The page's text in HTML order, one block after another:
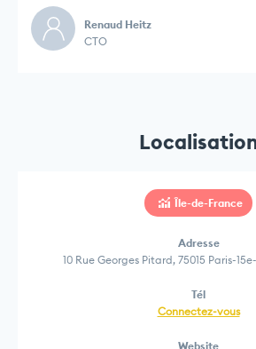
Renaud Heitz
CTO
Île-de-France
Adresse
10 Rue Georges Pitard, 75015 Paris-
Tél
Connectez-vous
Website